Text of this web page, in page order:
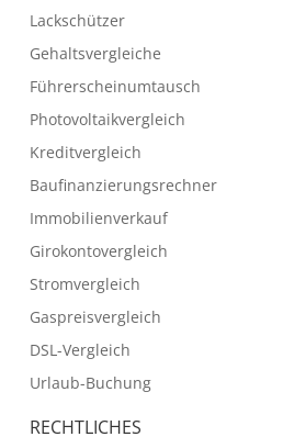
Lackschützer
Gehaltsvergleiche
Führerscheinumtausch
Photovoltaikvergleich
Kreditvergleich
Baufinanzierungsrechner
Immobilienverkauf
Girokontovergleich
Stromvergleich
Gaspreisvergleich
DSL-Vergleich
Urlaub-Buchung
RECHTLICHES